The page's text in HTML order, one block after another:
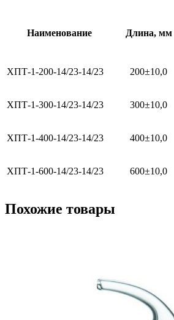
Наименование Длина, мм
ХПТ-1-200-14/23-14/23 200±10,0
ХПТ-1-300-14/23-14/23 300±10,0
ХПТ-1-400-14/23-14/23 400±10,0
ХПТ-1-600-14/23-14/23 600±10,0
Похожие товары